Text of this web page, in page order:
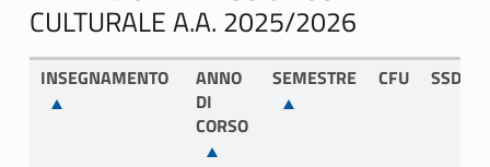
CULTURALE A.A. 2025/2026
INSEGNAMENTO
ANNO
DI
CORSO
SEMESTRE CFU SSD